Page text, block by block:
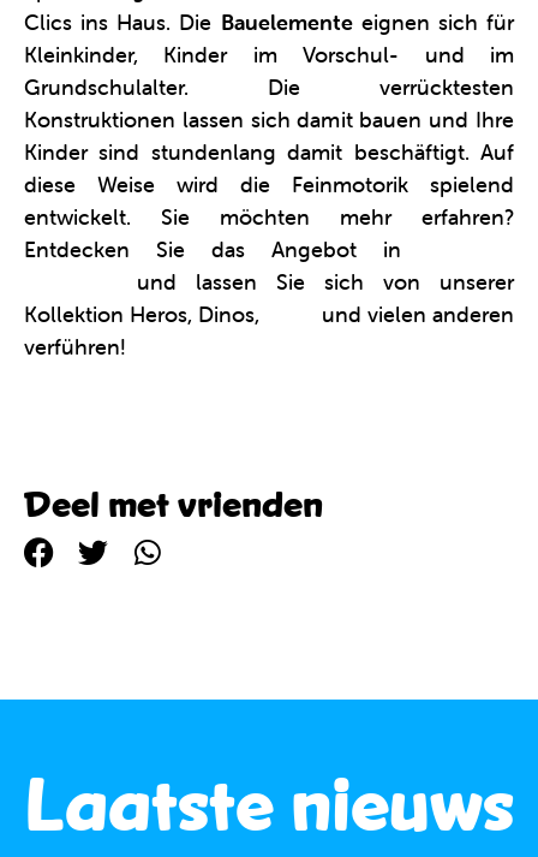
Clics ins Haus. Die Bauelementeeignen sich für
Kleinkinder, Kinder im Vorschul- und im
Grundschulalter. Die verrücktesten
Konstruktionen lassen sich damit bauen und Ihre
Kinder sind stundenlang damit beschäftigt. Auf
diese Weise wird die Feinmotorik spielend
entwickelt. Sie möchten mehr erfahren?
Entdecken Sie das Angebot in
und lassen Sie sich von unserer
Kollektion Heros, Dinos,
und vielen anderen
verführen!
Deel met vrienden
Laatste nieuws